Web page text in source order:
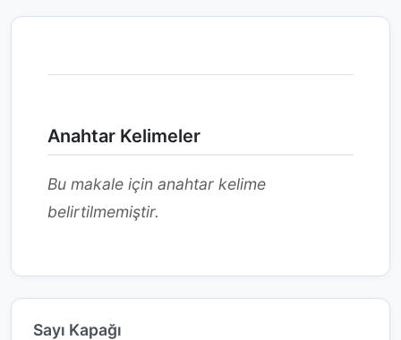
Anahtar Kelimeler
Bu makale için anahtar kelime
belirtilmemiştir.
Sayı Kapağı